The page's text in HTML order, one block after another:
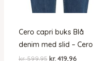
Cero capri buks Blå
denim med slid – Cero
kr.599,95 Den
kr. 419,96Den